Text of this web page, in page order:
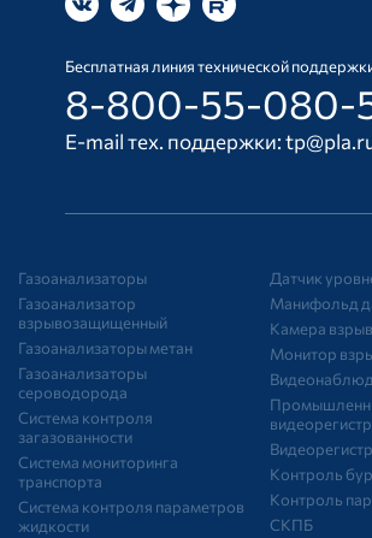
Бесплатная линия технической
8-800-55-080-
E-mail тех. поддержки:
Газоанализаторы
Газоанализатор
взрывозащищенный
Газоанализаторы метан
Газоанализаторы
сероводорода
Система контроля
загазованности
Система мониторинга
транспорта
Система контроля параметров
жидкости
Датчик
Манифольд
Камера
Монитор
Контроль
Контроль
СКПБ